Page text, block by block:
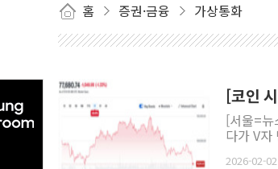
홈 증권·금융 가상통화
[코인
[서울=뉴
다가 V
2026-02-